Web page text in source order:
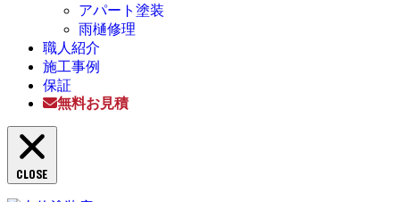
アパート塗装
雨樋修理
職人紹介
施工事例
保証
無料お見積
CLOSE